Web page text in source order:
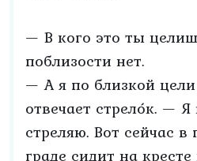
— В кого это ты
поблизости нет.
— А я по близкой
отвечает стрело́к. —
стреляю. Вот сейчас в
граде сидит на